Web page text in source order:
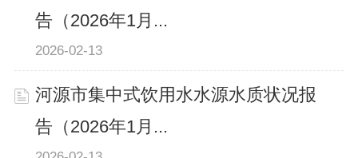
告（2026年1月...
2026-02-13
河源市集中式饮用水水源水质状况报
告（2026年1月...